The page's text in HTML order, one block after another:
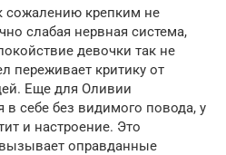
сожалению крепким не
слабая нервная система,
девочки так не
переживает критику от
Еще для Оливии
себе без видимого повода, у
и настроение. Это
оправданные